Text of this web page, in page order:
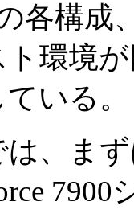
各構成
ト環境
いる。
、まず